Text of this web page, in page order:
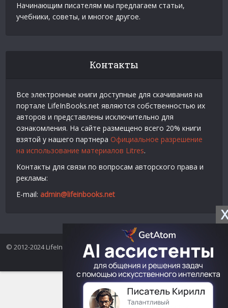
X
Начинающим писателям мы предлагаем статьи,
учебники, советы, и многое другое.
Контакты
Все электронные книги доступные для скачивания на
портале LifeInBooks.net являются собственностью их
авторов и представлены исключительно для
ознакомления. На сайте размещено всего 20% книги
взятой у нашего партнера Официальное разрешение
на использование материалов Litres.
Контакты для связи по вопросам авторского права и
рекламы:
E-mail: admin@lifeinbooks.net
© 2012-2024 LifeInBooks.net - Скачать бесплатно книги в форматах
fb2, epub, pdf, txt, rtf.